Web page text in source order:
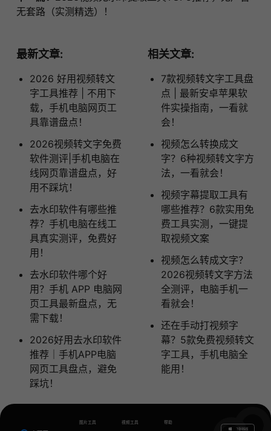
无套路（实测精选）！
最新文章:
2026 好用视频转文
字工具推荐 | 不用下
载，手机电脑网页工
具靠谱盘点！
2026视频转文字免费
软件测评|手机电脑在
线网页靠谱盘点，好
用不踩坑！
去水印软件有哪些推
荐？手机电脑在线工
具真实测评，免费好
用！
去水印软件哪个好
用？手机 APP 电脑网
页工具最新盘点，无
需下载！
2026好用去水印软件
推荐｜手机APP电脑
网页工具盘点，避免
踩坑！
相关文章:
7款视频转文字工具盘
点 | 最新安卓苹果软
件实操指南，一看就
会！
视频怎么转换成文
字？6种视频转文字方
法，一看就会！
视频字幕提取工具有
哪些推荐？6款实用免
费工具实测，一键提
取视频文案
视频怎么转成文字？
2026视频转文字方法
全测评，电脑手机一
看就会！
还在手动打视频字
幕？5款免费视频转文
字工具，手机电脑全
能用！
图片工具 视频工具 帮助
下载电脑版